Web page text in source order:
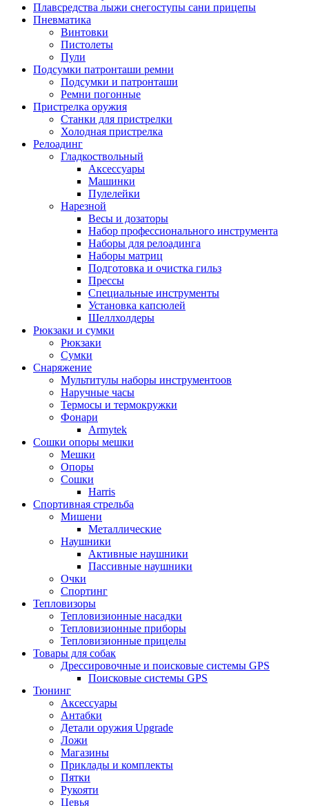
Плавсредства лыжи снегоступы сани прицепы
Пневматика
Винтовки
Пистолеты
Пули
Подсумки патронташи ремни
Подсумки и патронташи
Ремни погонные
Пристрелка оружия
Станки для пристрелки
Холодная пристрелка
Релоадинг
Гладкоствольный
Аксессуары
Машинки
Пулелейки
Нарезной
Весы и дозаторы
Набор профессионального инструмента
Наборы для релоадинга
Наборы матриц
Подготовка и очистка гильз
Прессы
Специальные инструменты
Установка капсюлей
Шеллхолдеры
Рюкзаки и сумки
Рюкзаки
Сумки
Снаряжение
Мультитулы наборы инструментоов
Наручные часы
Термосы и термокружки
Фонари
Armytek
Сошки опоры мешки
Мешки
Опоры
Сошки
Harris
Спортивная стрельба
Мишени
Металлические
Наушники
Активные наушники
Пассивные наушники
Очки
Спортинг
Тепловизоры
Тепловизионные насадки
Тепловизионные приборы
Тепловизионные прицелы
Товары для собак
Дрессировочные и поисковые системы GPS
Поисковые системы GPS
Тюнинг
Аксессуары
Антабки
Детали оружия Upgrade
Ложи
Магазины
Приклады и комплекты
Пятки
Рукояти
Цевья